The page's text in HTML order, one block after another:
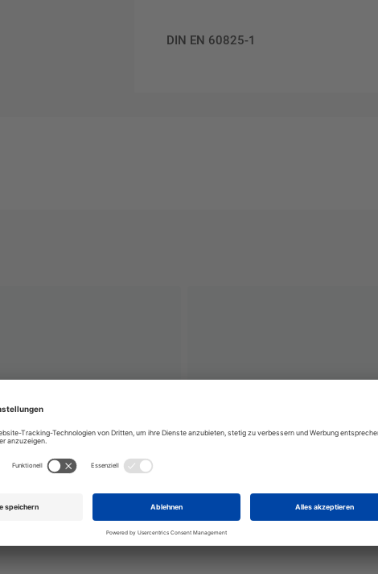
DIN EN 60825-1
LASER CLASS 1
Laser radiation Avoid direct